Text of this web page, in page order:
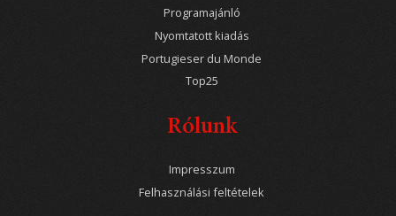
Programajánló
Nyomtatott kiadás
Portugieser du Monde
Top25
Rólunk
Impresszum
Felhasználási feltételek